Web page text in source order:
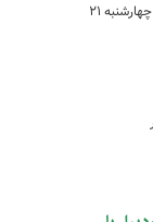
نشست تخصصی «برررسی ویژگی‌های شعر کودک» با حضور طیبه شامانی، شاعر نام‌آشنای حوزه کودک و نوجوان، روز چهارشنبه ۲۱